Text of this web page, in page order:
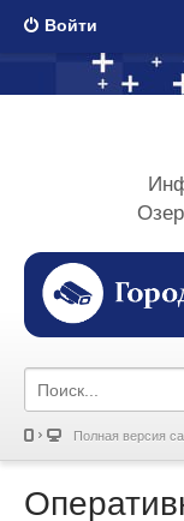
Войти
Полная версия